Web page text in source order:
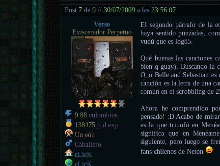
Post 7 de9 //30/07/2009 a las23:56:07
Verso
Eviscerador Perpetuo
9.88 culombios
138475 p.d.exp.
Un eón
Caballero
cLicK
cLicK
El segundo párrafo de la
haya sentido punzadas,
vudú que es log85.
Qué buenas las canciones
bien q guay). Buscando la
O_ö Belle and Sebastian
canción es la letra de una
común en el scrobbling de
Ahora he comprendido
pensado! :D Acabo de
es la que triunfó en
significa que en
siguiente, pero luego se
fans chilenos de Neton